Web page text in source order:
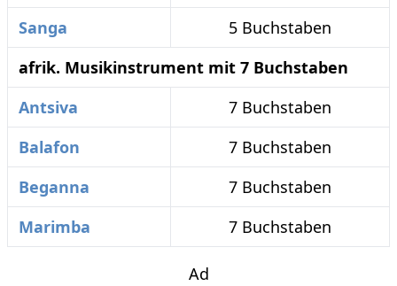
Sanga
5 Buchstaben
afrik. Musikinstrument mit 7 Buchstaben
Antsiva
7 Buchstaben
Balafon
7 Buchstaben
Beganna
7 Buchstaben
Marimba
7 Buchstaben
Ad